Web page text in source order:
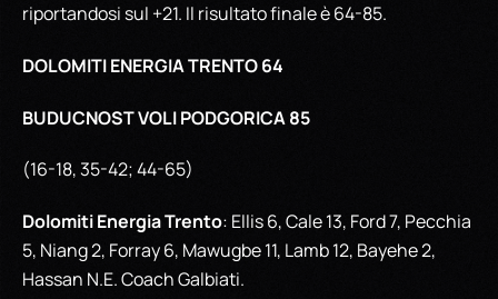
riportandosi sul +21. Il risultato finale è 64-85.
DOLOMITI ENERGIA TRENTO 64
BUDUCNOST VOLI PODGORICA 85
(16-18, 35-42; 44-65)
Dolomiti Energia Trento: Ellis 6, Cale 13, Ford 7, Pecchia
5, Niang 2, Forray 6, Mawugbe 11, Lamb 12, Bayehe 2,
Hassan N.E. Coach Galbiati.